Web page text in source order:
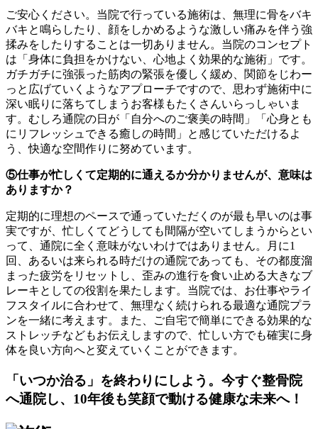
ご安心ください。当院で行っている施術は、無理に骨をバキ
バキと鳴らしたり、顔をしかめるような激しい痛みを伴う強
揉みをしたりすることは一切ありません。当院のコンセプト
は「身体に負担をかけない、心地よく効果的な施術」です。
ガチガチに強張った筋肉の緊張を優しく緩め、関節をじわー
っと広げていくようなアプローチですので、思わず施術中に
深い眠りに落ちてしまうお客様もたくさんいらっしゃいま
す。むしろ通院の日が「自分へのご褒美の時間」「心身とも
にリフレッシュできる癒しの時間」と感じていただけるよ
う、快適な空間作りに努めています。
⑤仕事が忙しくて定期的に通えるか分かりませんが、意味は
ありますか？
定期的に理想のペースで通っていただくのが最も早いのは事
実ですが、忙しくてどうしても間隔が空いてしまうからとい
って、通院に全く意味がないわけではありません。月に1
回、あるいは来られる時だけの通院であっても、その都度溜
まった疲労をリセットし、歪みの進行を食い止める大きなブ
レーキとしての役割を果たします。当院では、お仕事やライ
フスタイルに合わせて、無理なく続けられる最適な通院プラ
ンを一緒に考えます。また、ご自宅で簡単にできる効果的な
ストレッチなどもお伝えしますので、忙しい方でも確実に身
体を良い方向へと変えていくことができます。
「いつか治る」を終わりにしよう。今すぐ整骨院
へ通院し、10年後も笑顔で動ける健康な未来へ！